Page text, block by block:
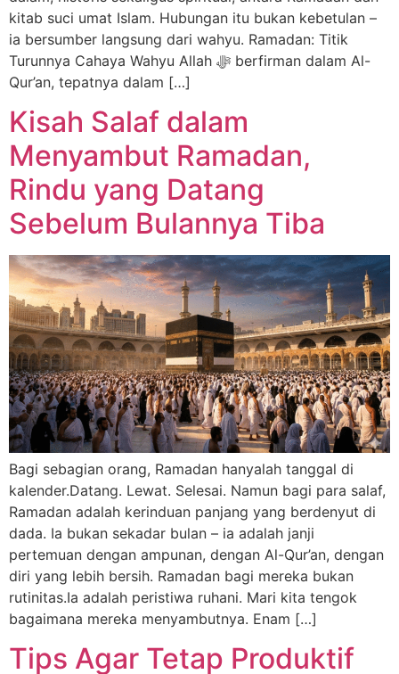
kitab suci umat Islam. Hubungan itu bukan kebetulan –
ia bersumber langsung dari wahyu. Ramadan: Titik
Turunnya Cahaya Wahyu Allah ﷻ berfirman dalam Al-
Qur’an, tepatnya dalam […]
Kisah Salaf dalam
Menyambut Ramadan,
Rindu yang Datang
Sebelum Bulannya Tiba
Bagi sebagian orang, Ramadan hanyalah tanggal di
kalender.Datang. Lewat. Selesai. Namun bagi para salaf,
Ramadan adalah kerinduan panjang yang berdenyut di
dada. Ia bukan sekadar bulan – ia adalah janji
pertemuan dengan ampunan, dengan Al-Qur’an, dengan
diri yang lebih bersih. Ramadan bagi mereka bukan
rutinitas.Ia adalah peristiwa ruhani. Mari kita tengok
bagaimana mereka menyambutnya. Enam […]
Tips Agar Tetap Produktif